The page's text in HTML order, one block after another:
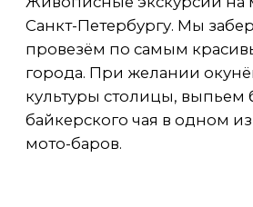
байкерского чая в одном из тематичных
мото-баров.